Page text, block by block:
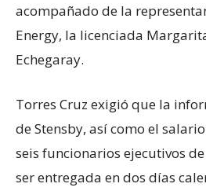
acompañado de la
Energy, la licenciada
Echegaray.
Torres Cruz exigió que la
de Stensby, así como el
seis funcionarios ejecutivos
ser entregada en dos días